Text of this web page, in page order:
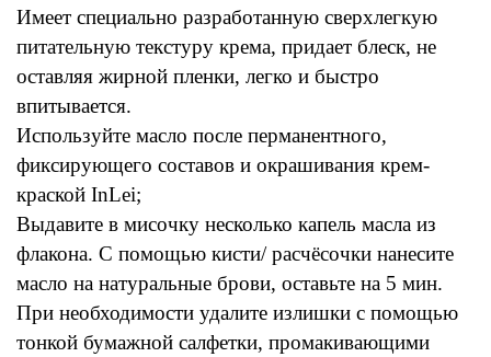
Имеет специально разработанную сверхлегкую
питательную текстуру крема, придает блеск, не
оставляя жирной пленки, легко и быстро
впитывается.
Используйте масло после перманентного,
фиксирующего составов и окрашивания крем-
краской InLei;
Выдавите в мисочку несколько капель масла из
флакона. С помощью кисти/ расчёсочки нанесите
масло на натуральные брови, оставьте на 5 мин.
При необходимости удалите излишки с помощью
тонкой бумажной салфетки, промакивающими